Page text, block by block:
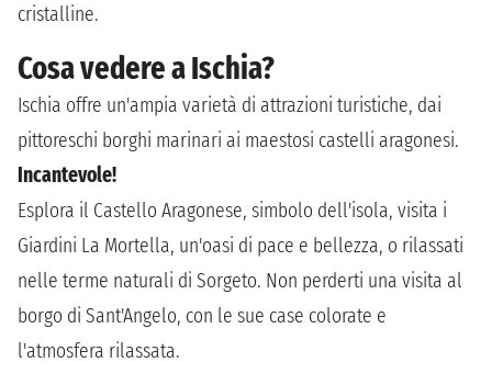
cristalline.
Cosa vedere a Ischia?
Ischia offre un'ampia varietà di attrazioni turistiche, dai
pittoreschi borghi marinari ai maestosi castelli aragonesi.
Incantevole!
Esplora il Castello Aragonese, simbolo dell'isola, visita i
Giardini La Mortella, un'oasi di pace e bellezza, o rilassati
nelle terme naturali di Sorgeto. Non perderti una visita al
borgo di Sant'Angelo, con le sue case colorate e
l'atmosfera rilassata.